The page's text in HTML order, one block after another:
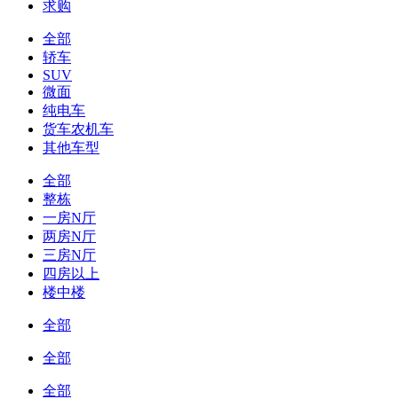
求购
全部
轿车
SUV
微面
纯电车
货车农机车
其他车型
全部
整栋
一房N厅
两房N厅
三房N厅
四房以上
楼中楼
全部
全部
全部